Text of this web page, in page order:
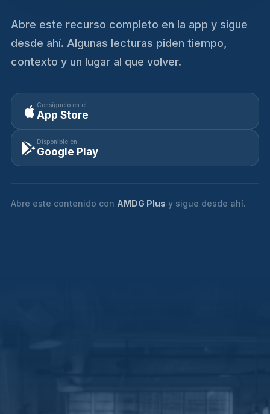
Abre este recurso completo en la app y sigue
desde ahí. Algunas lecturas piden tiempo,
contexto y un lugar al que volver.
Consíguelo en el
App Store
Disponible en
Google Play
Abre este contenido con AMDG Plus y sigue desde ahí.